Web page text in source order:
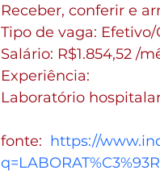
Receber, conferir e
Tipo de vaga: Efetivo/
Salário: R$1.854,52 /
Experiência:
Laboratório
fonte: https://